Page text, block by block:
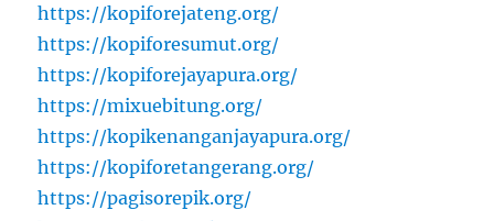
https://kopiforejateng.org/
https://kopiforesumut.org/
https://kopiforejayapura.org/
https://mixuebitung.org/
https://kopikenanganjayapura.org/
https://kopiforetangerang.org/
https://pagisorepik.org/